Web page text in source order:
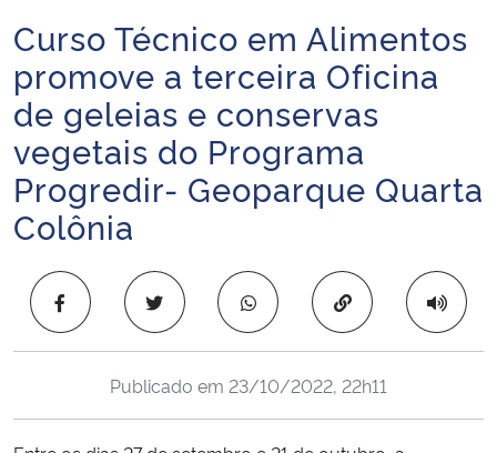
Ministério da Agricultura, Pecuária e Abastecimento
Ministério da Educação
Ministério da Cidadania
Ministério da Saúde
Ministério de Minas e Energia
Ministério da Ciência, Tecnologia, Inovações e Comunicações
Início do conteúdo
Curso Técnico em Alimentos
promove a terceira Oficina
de geleias e conservas
vegetais do Programa
Progredir- Geoparque Quarta
Colônia
Copiar para área
Publicado em 23/10/2022, 22h11